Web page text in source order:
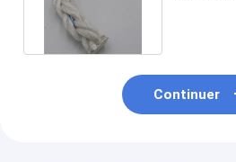
Continuer